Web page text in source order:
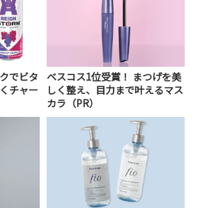
でビタ
チャー
ベスコス1位受賞！ まつげを美
しく整え、目力まで叶えるマス
カラ（PR）